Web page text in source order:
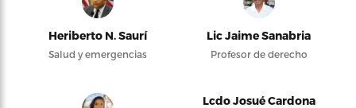
Heriberto N. Saurí
Salud y emergencias
Lic Jaime Sanabria
Profesor de derecho
Lcdo Josué Cardona